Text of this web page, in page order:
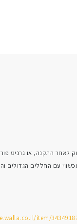
לאחר התקנה, או גרניט
עם החללים הגדולים
item/